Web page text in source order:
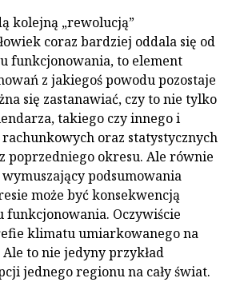
kolejną „rewolucją”
coraz bardziej oddala się od
funkcjonowania, to element
z jakiegoś powodu pozostaje
się zastanawiać, czy to nie tylko
takiego czy innego i
oraz statystycznych
poprzedniego okresu. Ale równie
podsumowania
może być konsekwencją
Oczywiście
klimatu umiarkowanego na
Ale to nie jedyny przykład
jednego regionu na cały świat.